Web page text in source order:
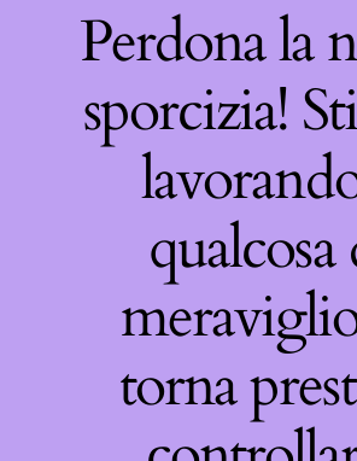
Perdona la
sporcizia!
qualcosa
torna